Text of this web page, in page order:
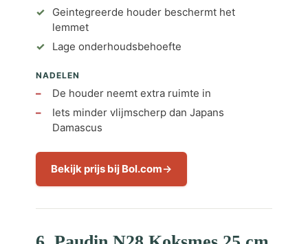
Geintegreerde houder beschermt het
lemmet
Lage onderhoudsbehoefte
NADELEN
De houder neemt extra ruimte in
Iets minder vlijmscherp dan Japans
Damascus
Bekijk prijs bij Bol.com